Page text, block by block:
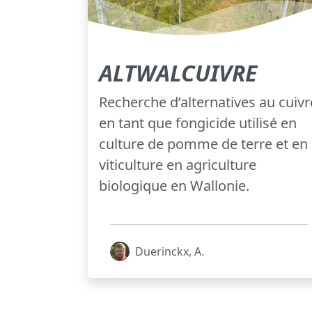
ALTWALCUIVRE
Recherche d’alternatives au
en tant que fongicide utilisé en
culture de pomme de terre et en
viticulture en agriculture
biologique en Wallonie.
Duerinckx, A.